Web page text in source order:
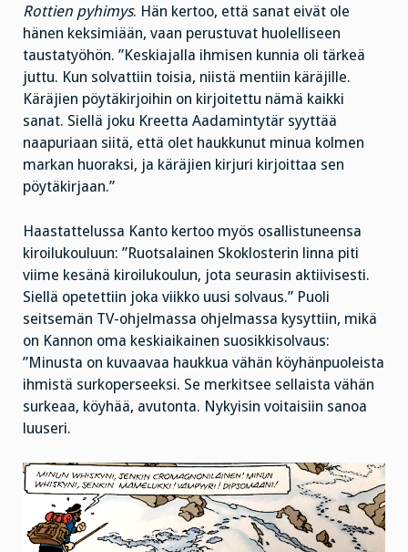
Rottien pyhimys. Hän kertoo, että sanat eivät ole
hänen keksimiään, vaan perustuvat huolelliseen
taustatyöhön. ”Keskiajalla ihmisen kunnia oli tärkeä
juttu. Kun solvattiin toisia, niistä mentiin käräjille.
Käräjien pöytäkirjoihin on kirjoitettu nämä kaikki
sanat. Siellä joku Kreetta Aadamintytär syyttää
naapuriaan siitä, että olet haukkunut minua kolmen
markan huoraksi, ja käräjien kirjuri kirjoittaa sen
pöytäkirjaan.”
Haastattelussa Kanto kertoo myös osallistuneensa
kiroilukouluun: ”Ruotsalainen Skoklosterin linna piti
viime kesänä kiroilukoulun, jota seurasin aktiivisesti.
Siellä opetettiin joka viikko uusi solvaus.” Puoli
seitsemän TV-ohjelmassa ohjelmassa kysyttiin, mikä
on Kannon oma keskiaikainen suosikkisolvaus:
”Minusta on kuvaavaa haukkua vähän köyhänpuoleista
ihmistä surkoperseeksi. Se merkitsee sellaista vähän
surkeaa, köyhää, avutonta. Nykyisin voitaisiin sanoa
luuseri.